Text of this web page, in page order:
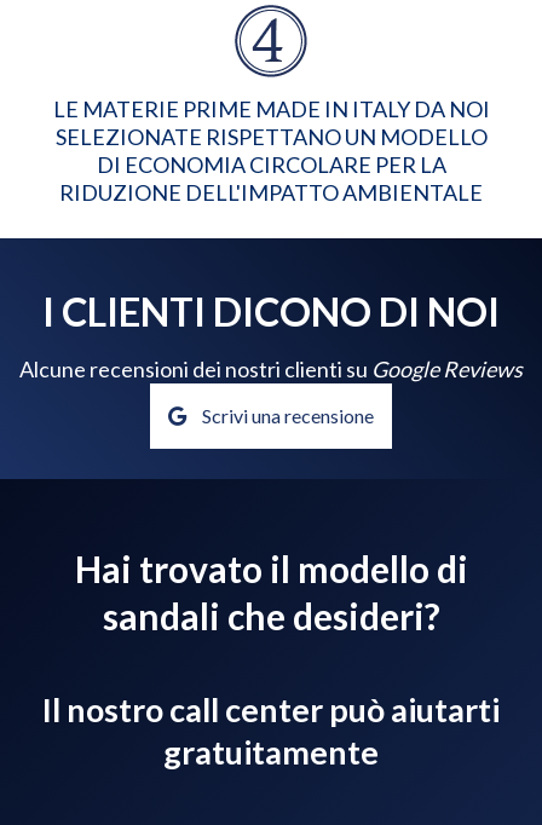
LE MATERIE PRIME MADE IN ITALY DA NOI
SELEZIONATE RISPETTANO UN MODELLO
DI ECONOMIA CIRCOLARE PER LA
RIDUZIONE DELL'IMPATTO AMBIENTALE
I CLIENTI DICONO DI NOI
Alcune recensioni dei nostri clienti su Google Reviews
Scrivi una recensione
Hai trovato il modello di
sandali che desideri?
Il nostro call center può aiutarti
gratuitamente